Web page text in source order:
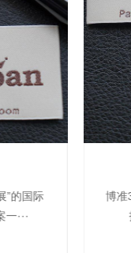
化工商标抗染品质
理,染色,印···
方案
商标、织带织带商
务提供商,匠···
案
织造服装色差品质问
湛的技术,科···
色助剂,TJ-A622,TJ-
加···
剂
助剂TJ-A6588,湿摩擦
应用,凭借丰···